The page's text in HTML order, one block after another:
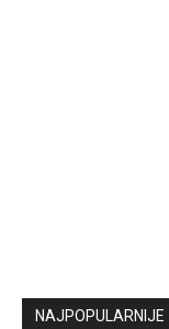
NAJPOPULARNIJE